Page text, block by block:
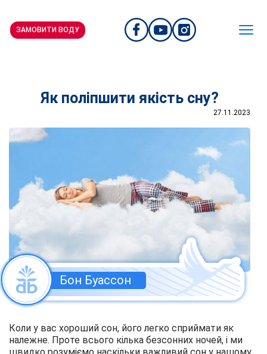
ЗАМОВИТИ ВОДУ
Як поліпшити якість сну?
27.11.2023
Бон Буассон
Коли у вас хороший сон, його легко сприймати як
належне. Проте всього кілька безсонних ночей, і ми